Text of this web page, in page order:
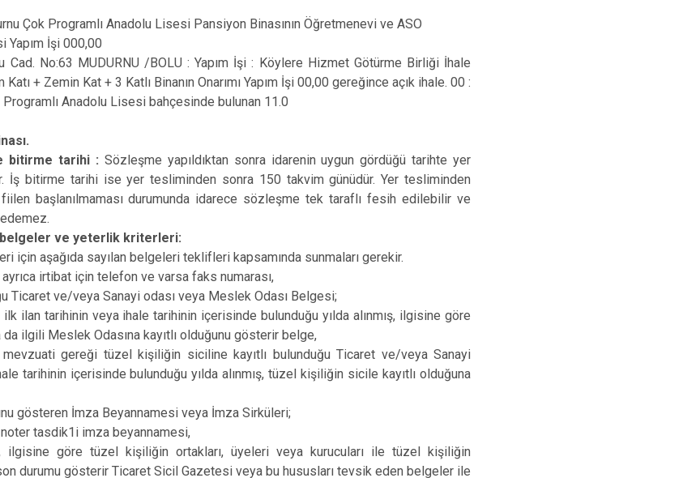
Çok Programlı Anadolu Lisesi Pansiyon Binasının Öğretmenevi ve ASO
Yapım İşi 000,00
No:63 MUDURNU /BOLU : Yapım İşi : Köylere Hizmet Götürme Birliği İhale
+ Zemin Kat + 3 Katlı Binanın Onarımı Yapım İşi 00,00 gereğince açık ihale. 00 :
Anadolu Lisesi bahçesinde bulunan 11.0
bitirme tarihi : Sözleşme yapıldıktan sonra idarenin uygun gördüğü tarihte yer
İş bitirme tarihi ise yer tesliminden sonra 150 takvim günüdür. Yer tesliminden
başlanılmaması durumunda idarece sözleşme tek taraflı fesih edilebilir ve
ve yeterlik kriterleri:
için aşağıda sayılan belgeleri teklifleri kapsamında sunmaları gerekir.
irtibat için telefon ve varsa faks numarası,
Ticaret ve/veya Sanayi odası veya Meslek Odası Belgesi;
ilan tarihinin veya ihale tarihinin içerisinde bulunduğu yılda alınmış, ilgisine göre
ilgili Meslek Odasına kayıtlı olduğunu gösterir belge,
gereği tüzel kişiliğin siciline kayıtlı bulunduğu Ticaret ve/veya Sanayi
tarihinin içerisinde bulunduğu yılda alınmış, tüzel kişiliğin sicile kayıtlı olduğuna
gösteren İmza Beyannamesi veya İmza Sirküleri;
tasdik1i imza beyannamesi,
ilgisine göre tüzel kişiliğin ortakları, üyeleri veya kurucuları ile tüzel kişiliğin
durumu gösterir Ticaret Sicil Gazetesi veya bu hususları tevsik eden belgeler ile